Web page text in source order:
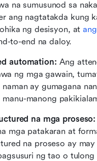
na sumusunod sa
ang nagtatakda kung
ng desisyon, at
to-end na daloy.
automation: Ang
ng mga gawain,
ay gumagana
manong
na mga
mga patakaran at
na proseso ay
ng tao o tulong